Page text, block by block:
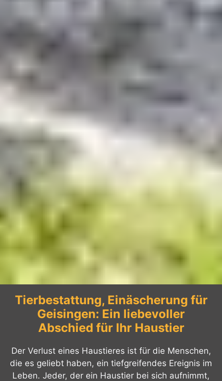
Tierbestattung, Einäscherung für
Geisingen: Ein liebevoller
Abschied für Ihr Haustier
Der Verlust eines Haustieres ist für die Menschen,
die es geliebt haben, ein tiefgreifendes Ereignis im
Leben. Jeder, der ein Haustier bei sich aufnimmt,